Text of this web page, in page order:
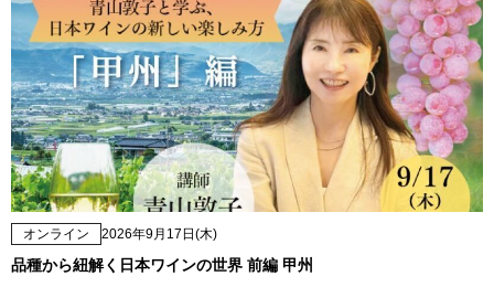
オンライン 2026年9月17日(木)
品種から紐解く日本ワインの世界 前編 甲州